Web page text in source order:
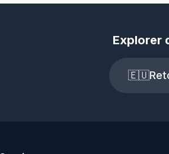
Explorer
🇪🇺